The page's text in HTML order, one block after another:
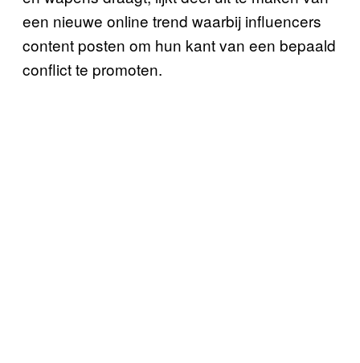
een nieuwe online trend waarbij influencers
content posten om hun kant van een bepaald
conflict te promoten.